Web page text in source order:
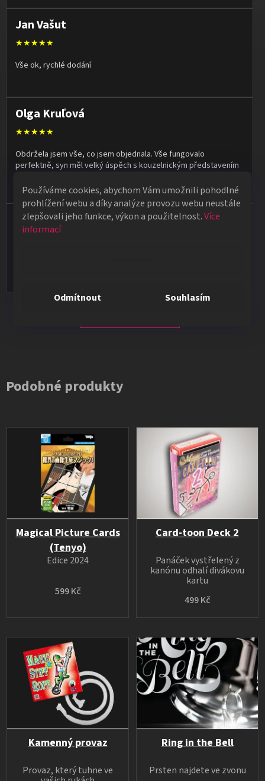
Používáme cookies, abychom Vám umožnili pohodlné
prohlížení webu a díky analýze provozu webu neustále
zlepšovali jeho funkce, výkon a použitelnost.Více
informací
Odmítnout Souhlasím
Jan Vašut
★★★★★
Vše ok, rychlé dodání
Olga Kruľová
★★★★★
Obdržela jsem vše, co jsem objednala. Vše fungovalo
perfektně, syn měl velký úspěch s kouzelnickým představením
naprostá spokojenost.
Vladimír Jirsák
Podobné produkty
Magical Picture Cards
(Tenyo)
599 Kč
Edice 2024
Card-toon Deck 2
499 Kč
Panáček vystřelený z
kanónu odhalí divákovu
kartu
Kamenný provaz
Provaz, který tuhne ve
Ring in the Bell
Prsten najdete ve zvonu